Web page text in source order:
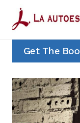
Saltar
contenido
Get The